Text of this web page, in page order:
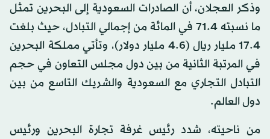
وذكر العجلان، أن الصادرات السعودية إلى البحرين تمثل
ما نسبته 71.4 في المائة من إجمالي التبادل، حيث بلغت
17.4 مليار ريال (4.6 مليار دولار)، وتأتي مملكة البحرين
في المرتبة الثانية من بين دول مجلس التعاون في حجم
التبادل التجاري مع السعودية والشريك التاسع من بين
دول العالم.
من ناحيته، شدد رئيس غرفة تجارة البحرين ورئيس